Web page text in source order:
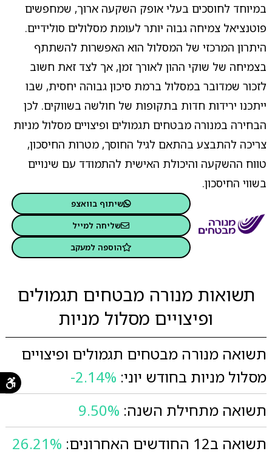
במיוחד לחוסכים בעלי אופק השקעה ארוך, שמחפשים
פוטנציאל צמיחה גבוה יותר לעומת מסלולים סולידיים.
היתרון המרכזי של המסלול הוא האפשרות להשתתף
בצמיחה של שוקי ההון לאורך זמן, אך לצד זאת חשוב
לזכור שמדובר במסלול ברמת סיכון גבוהה יחסית, שבו
ייתכנו ירידות חדות בתקופות של חולשה בשווקים. לכן
הבחירה במנורה מבטחים תגמולים ופיצויים מסלול מניות
צריכה להתבצע בהתאם לגיל החוסך, מטרות החיסכון,
טווח ההשקעה והיכולת האישית להתמודד עם שינויים
בשווי החיסכון.
שיתוף בוואצפ
שליחה למייל
הוספה למעקב
תשואות מנורה מבטחים תגמולים
ופיצויים מסלול מניות
תשואה מנורה מבטחים תגמולים ופיצויים
מסלול מניות בחודש יוני: -2.14%
תשואה מתחילת השנה: 9.50%
תשואה ב12 החודשים האחרונים:
26.21%